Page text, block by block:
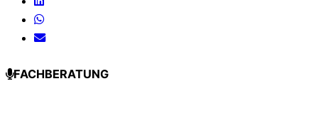
FACHBERATUNG